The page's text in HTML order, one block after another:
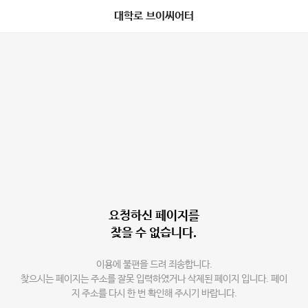
대학로 브이씨어터
요청하신 페이지를
찾을 수 없습니다.
이용에 불편을 드려 죄송합니다.
찾으시는 페이지는 주소를 잘못 입력하였거나 삭제된 페이지 입니다. 페이
지 주소를 다시 한 번 확인해 주시기 바랍니다.